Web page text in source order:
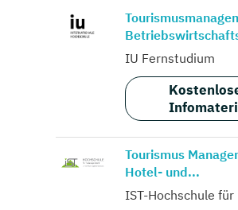
IU Fernstudium
Tourismus
Hotel- und...
IST-Hochschule für